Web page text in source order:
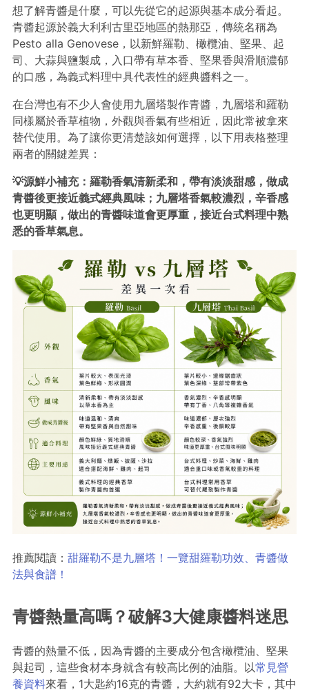
想了解青醬是什麼，可以先從它的起源與基本成分看起。
青醬起源於義大利利古里亞地區的熱那亞，傳統名稱為
Pesto alla Genovese，以新鮮羅勒、橄欖油、堅果、起
司、大蒜與鹽製成，入口帶有草本香、堅果香與滑順濃郁
的口感，為義式料理中具代表性的經典醬料之一。
在台灣也有不少人會使用九層塔製作青醬，九層塔和羅勒
同樣屬於香草植物，外觀與香氣有些相近，因此常被拿來
替代使用。為了讓你更清楚該如何選擇，以下用表格整理
兩者的關鍵差異：
💡源鮮小補充：羅勒香氣清新柔和，帶有淡淡甜感，做成
青醬後更接近義式經典風味；九層塔香氣較濃烈，辛香感
也更明顯，做出的青醬味道會更厚重，接近台式料理中熟
悉的香草氣息。
推薦閱讀： 甜羅勒不是九層塔！一覽甜羅勒功效、青醬做
法與食譜！
青醬熱量高嗎？破解3大健康醬料迷思
青醬的熱量不低，因為青醬的主要成分包含橄欖油、堅果
與起司，這些食材本身就含有較高比例的油脂。以常見營
養資料來看，1大匙約16克的青醬，大約就有92大卡，其中